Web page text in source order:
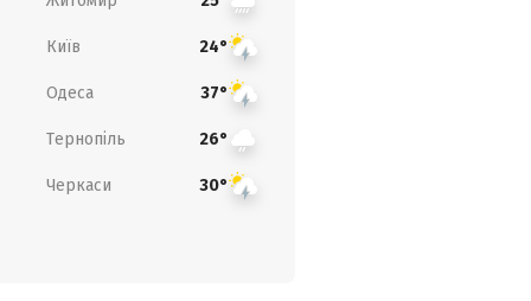
Київ 24°
Одеса 37°
Тернопіль 26°
Черкаси 30°